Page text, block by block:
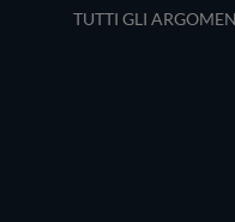
TUTTI GLI